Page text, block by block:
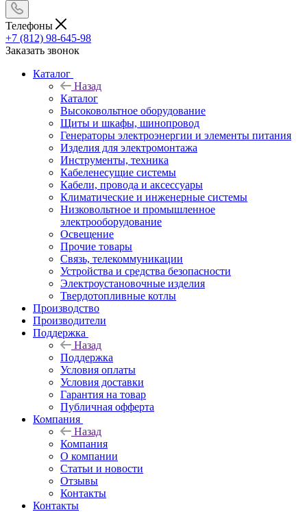
Телефоны
+7 (812) 98-645-98
Заказать звонок
Каталог
Назад
Каталог
Высоковольтное оборудование
Щиты и шкафы, шинопровод
Генераторы электроэнергии и элементы питания
Изделия для электромонтажа
Инструменты, техника
Кабеленесущие системы
Кабели, провода и аксессуары
Климатические и инженерные системы
Низковольтное и промышленное
электрооборудование
Освещение
Прочие товары
Связь, телекоммуникации
Устройства и средства безопасности
Электроустановочные изделия
Твердотопливные котлы
Производство
Производители
Поддержка
Назад
Поддержка
Условия оплаты
Условия доставки
Гарантия на товар
Публичная офферта
Компания
Назад
Компания
О компании
Статьи и новости
Отзывы
Контакты
Контакты